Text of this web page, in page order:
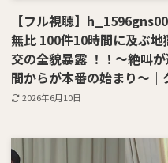
【フル視聴】
無比 100件10時間に及ぶ
交の全貌暴露 ！！～絶叫
間からが本番の始まり～｜
2026年6月10日